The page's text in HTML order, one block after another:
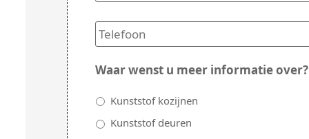
Telefoon *
Waar wenst u meer informatie over?
Kunststof kozijnen
Kunststof deuren